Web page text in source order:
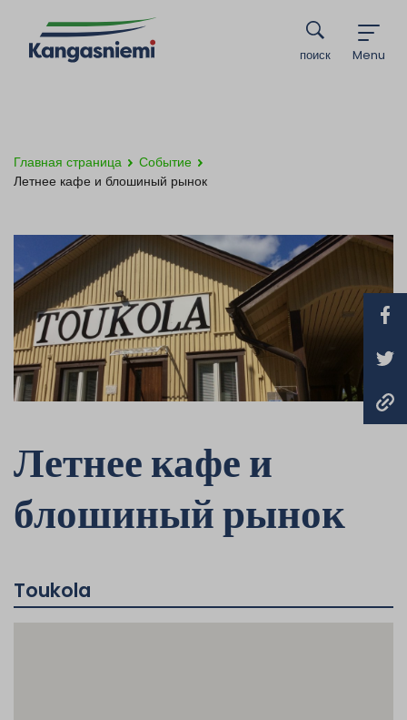
Menu
поиск
Главная страница
Событие
Летнее кафе и блошиный рынок
Летнее кафе и
блошиный рынок
Toukola